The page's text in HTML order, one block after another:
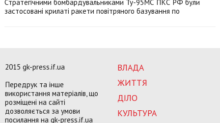
застосовані крилаті ракети повітряного базування по
ВЛАДА
ЖИТТЯ
ДІЛО
КУЛЬТУРА
2015 gk-press.if.ua
Передрук та інше
використання матеріалів, що
розміщені на сайті
дозволяється за умови
посилання на gk-press.if.ua